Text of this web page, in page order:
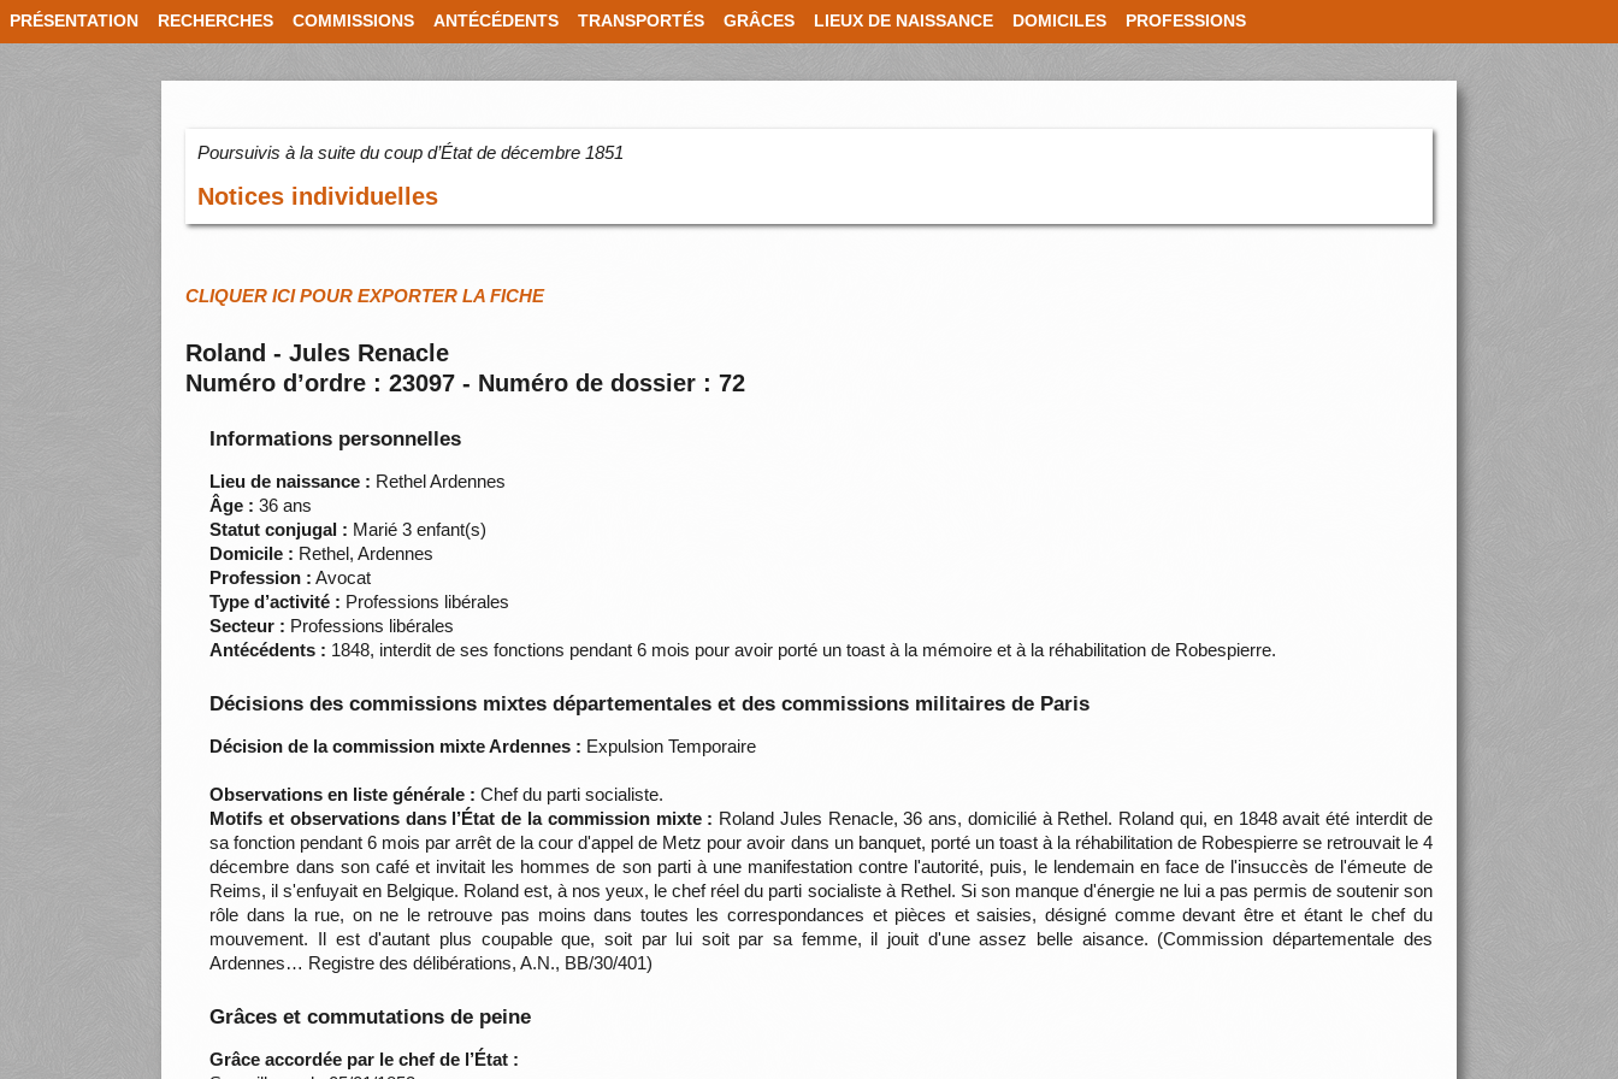
PRÉSENTATION RECHERCHES COMMISSIONS ANTÉCÉDENTS TRANSPORTÉS GRÂCES LIEUX DE NAISSANCE DOMICILES PROFESSIONS
Poursuivis à la suite du coup d’État de décembre 1851
Notices individuelles
CLIQUER ICI POUR EXPORTER LA FICHE
Roland - Jules Renacle
Numéro d’ordre : 23097 - Numéro de dossier : 72
Informations personnelles
Lieu de naissance : Rethel Ardennes
Âge : 36 ans
Statut conjugal : Marié 3 enfant(s)
Domicile : Rethel, Ardennes
Profession : Avocat
Type d’activité : Professions libérales
Secteur : Professions libérales
Antécédents : 1848, interdit de ses fonctions pendant 6 mois pour avoir porté un toast à la mémoire et à la réhabilitation de Robespierre.
Décisions des commissions mixtes départementales et des commissions militaires de Paris
Décision de la commission mixte Ardennes : Expulsion Temporaire
Observations en liste générale : Chef du parti socialiste.
Motifs et observations dans l’État de la commission mixte : Roland Jules Renacle, 36 ans, domicilié à Rethel. Roland qui, en 1848 avait été interdit de
sa fonction pendant 6 mois par arrêt de la cour d'appel de Metz pour avoir dans un banquet, porté un toast à la réhabilitation de Robespierre se retrouvait le 4
décembre dans son café et invitait les hommes de son parti à une manifestation contre l'autorité, puis, le lendemain en face de l'insuccès de l'émeute de
Reims, il s'enfuyait en Belgique. Roland est, à nos yeux, le chef réel du parti socialiste à Rethel. Si son manque d'énergie ne lui a pas permis de soutenir son
rôle dans la rue, on ne le retrouve pas moins dans toutes les correspondances et pièces et saisies, désigné comme devant être et étant le chef du
mouvement. Il est d'autant plus coupable que, soit par lui soit par sa femme, il jouit d'une assez belle aisance. (Commission départementale des
Ardennes… Registre des délibérations, A.N., BB/30/401)
Grâces et commutations de peine
Grâce accordée par le chef de l’État :